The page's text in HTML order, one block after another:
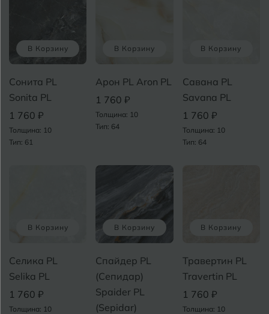
В Корзину
Сонита PL
Sonita PL
1 760 ₽
Толщина: 10
Тип: 61
В Корзину
Арон PL Aron PL
1 760 ₽
Толщина: 10
Тип: 64
В Корзину
Савана PL
Savana PL
1 760 ₽
Толщина: 10
Тип: 64
В Корзину
Селика PL
Selika PL
1 760 ₽
Толщина: 10
В Корзину
Спайдер PL
(Сепидар)
Spaider PL
(Sepidar)
В Корзину
Травертин PL
Travertin PL
1 760 ₽
Толщина: 10